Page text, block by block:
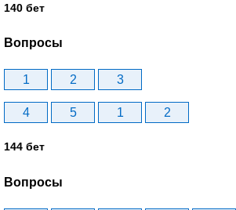
140 бет
Вопросы
1 2 3
4 5 1 2
144 бет
Вопросы